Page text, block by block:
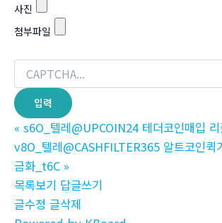
사진
첨부파일
« s6O_텔레@UPCOIN24 테더코인매입
v8O_텔레@CASHFILTER365 알트코인퀵
금화_t6C »
목록보기 답글쓰기
글수정 글삭제